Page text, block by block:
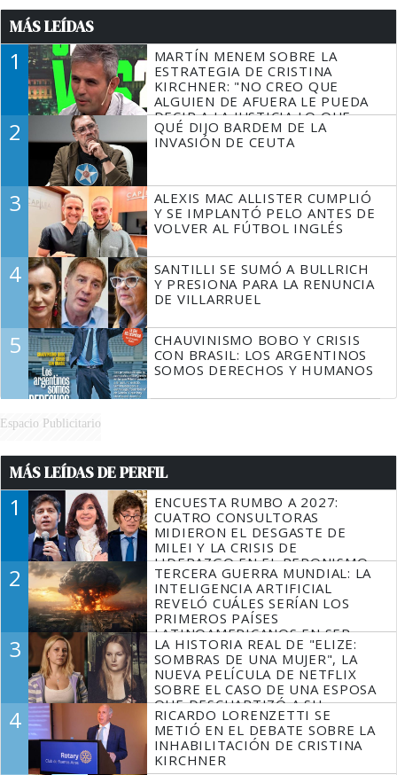
MÁS LEÍDAS
1
MARTÍN MENEM SOBRE LA
ESTRATEGIA DE CRISTINA
KIRCHNER: "NO CREO QUE
ALGUIEN DE AFUERA LE PUEDA
DECIR A LA JUSTICIA LO QUE
TIENE QUE HACER"
2
QUÉ DIJO BARDEM DE LA
INVASIÓN DE CEUTA
3
ALEXIS MAC ALLISTER CUMPLIÓ
Y SE IMPLANTÓ PELO ANTES DE
VOLVER AL FÚTBOL INGLÉS
4
SANTILLI SE SUMÓ A BULLRICH
Y PRESIONA PARA LA RENUNCIA
DE VILLARRUEL
5
CHAUVINISMO BOBO Y CRISIS
CON BRASIL: LOS ARGENTINOS
SOMOS DERECHOS Y HUMANOS
Espacio Publicitario
MÁS LEÍDAS DE PERFIL
1
ENCUESTA RUMBO A 2027:
CUATRO CONSULTORAS
MIDIERON EL DESGASTE DE
MILEI Y LA CRISIS DE
LIDERAZGO EN EL PERONISMO
2
TERCERA GUERRA MUNDIAL: LA
INTELIGENCIA ARTIFICIAL
REVELÓ CUÁLES SERÍAN LOS
PRIMEROS PAÍSES
LATINOAMERICANOS EN SER
DERROTADOS
3
LA HISTORIA REAL DE "ELIZE:
SOMBRAS DE UNA MUJER", LA
NUEVA PELÍCULA DE NETFLIX
SOBRE EL CASO DE UNA ESPOSA
QUE DESCUARTIZÓ A SU
MARIDO
4
RICARDO LORENZETTI SE
METIÓ EN EL DEBATE SOBRE LA
INHABILITACIÓN DE CRISTINA
KIRCHNER